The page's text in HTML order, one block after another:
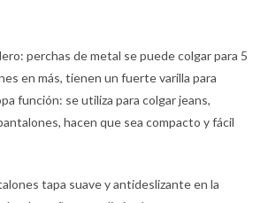
perchas de metal se puede colgar para 5
en más, tienen un fuerte varilla para
función: se utiliza para colgar jeans,
hacen que sea compacto y fácil
tapa suave y antideslizante en la